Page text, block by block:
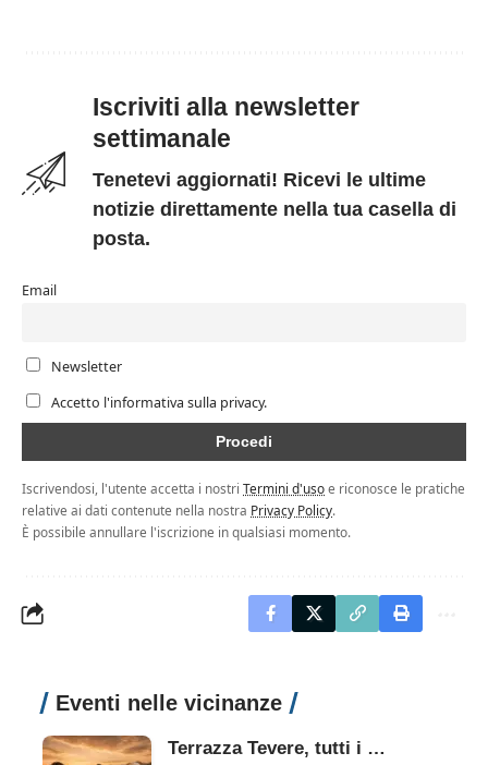
Iscriviti alla newsletter
settimanale
Tenetevi aggiornati! Ricevi le ultime
notizie direttamente nella tua casella di
posta.
Email
Newsletter
Accetto l'informativa sulla privacy.
Iscrivendosi, l'utente accetta i nostri Termini d'usoe riconosce le pratiche
relative ai dati contenute nella nostra Privacy Policy.
È possibile annullare l'iscrizione in qualsiasi momento.
Eventi nelle vicinanze
Terrazza Tevere, tutti i concerti dal 3 al 9 agosto